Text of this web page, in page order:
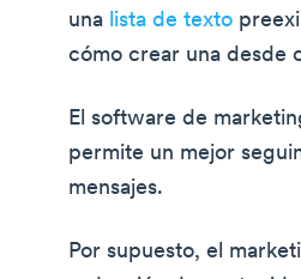
una lista de texto
cómo crear una desde
El software de
permite un mejor
mensajes.
Por supuesto, el